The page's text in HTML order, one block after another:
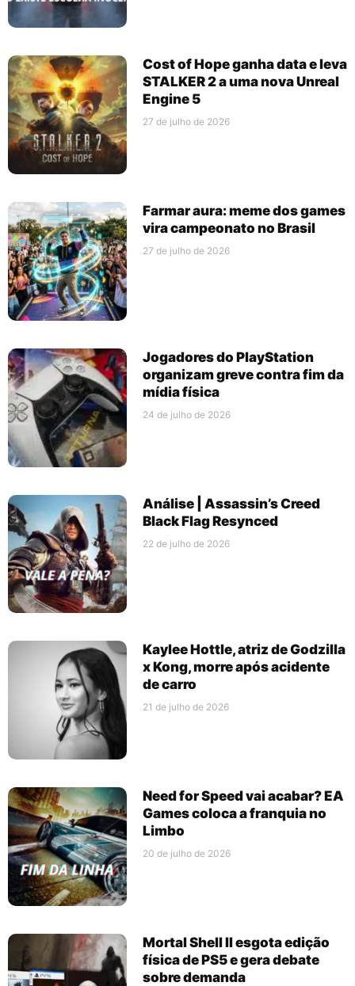
Cost of Hope ganha data e leva
STALKER 2 a uma nova Unreal
Engine 5
27 de julho de 2026
Farmar aura: meme dos games
vira campeonato no Brasil
27 de julho de 2026
Jogadores do PlayStation
organizam greve contra fim da
mídia física
24 de julho de 2026
Análise | Assassin’s Creed
Black Flag Resynced
22 de julho de 2026
Kaylee Hottle, atriz de Godzilla
x Kong, morre após acidente
de carro
21 de julho de 2026
Need for Speed vai acabar? EA
Games coloca a franquia no
Limbo
20 de julho de 2026
Mortal Shell II esgota edição
física de PS5 e gera debate
sobre demanda